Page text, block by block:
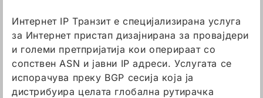
Интернет IP Транзит е специјализирана услуга
за Интернет пристап дизајнирана за провајдери
и големи претпријатија кои оперираат со
сопствен ASN и јавни IP адреси. Услугата се
испорачува преку BGP сесија која ја
дистрибуира целата глобална рутирачка